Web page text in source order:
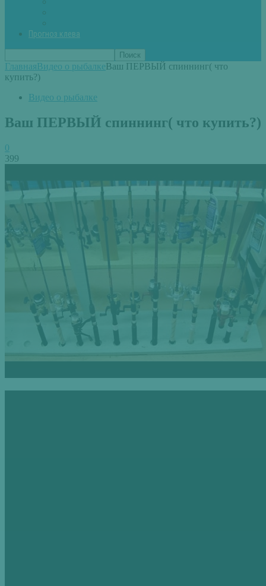
Прогноз клева
ГлавнаяВидео о рыбалкеВаш ПЕРВЫЙ спиннинг( что
купить?)
Видео о рыбалке
Ваш ПЕРВЫЙ спиннинг( что купить?)
0
399